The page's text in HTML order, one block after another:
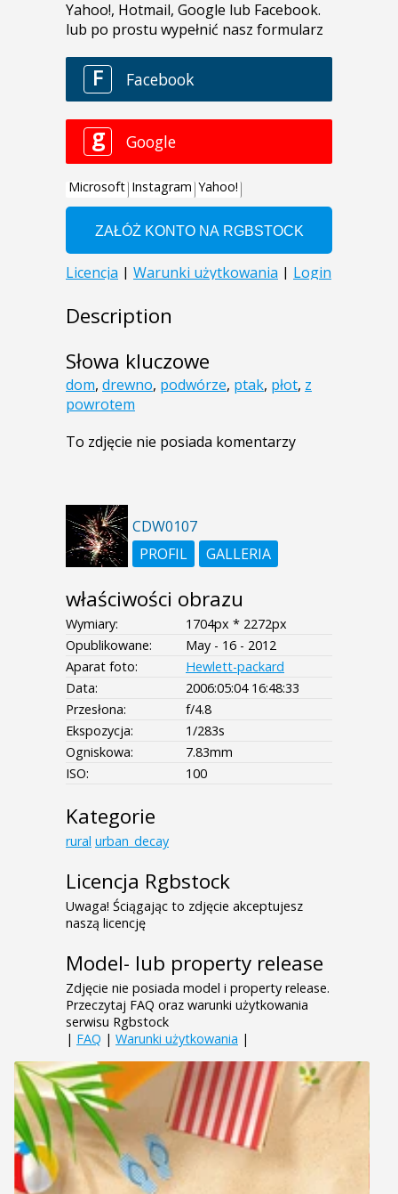
Description
Słowa kluczowe
dom, drewno, podwórze, ptak, płot, z
powrotem
To zdjęcie nie posiada komentarzy
CDW0107
PROFIL
GALLERIA
właściwości obrazu
Wymiary:
1704px * 2272px
Opublikowane:
May - 16 - 2012
Aparat foto:
Hewlett-packard
Data:
2006:05:04 16:48:33
Przesłona:
f/4.8
Ekspozycja:
1/283s
Ogniskowa:
7.83mm
ISO:
100
Kategorie
rural urban_decay
Licencja Rgbstock
Uwaga! Ściągając to zdjęcie akceptujesz
naszą licencję
Model- lub property release
Zdjęcie nie posiada model i property release.
Przeczytaj FAQ oraz warunki użytkowania
serwisu Rgbstock
| FAQ | Warunki użytkowania |